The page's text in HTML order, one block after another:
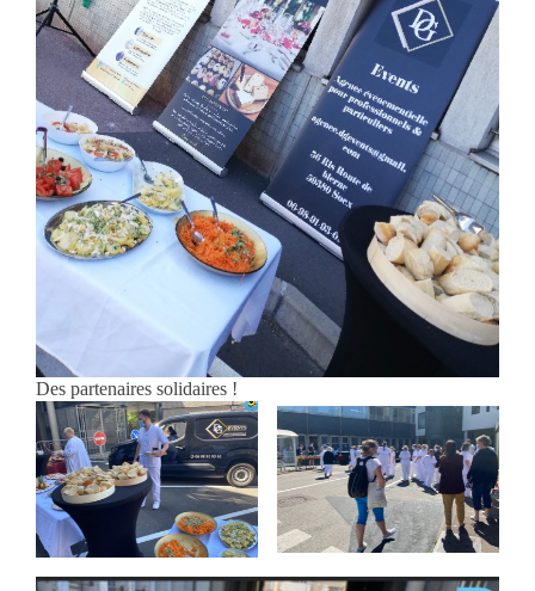
Des partenaires solidaires !